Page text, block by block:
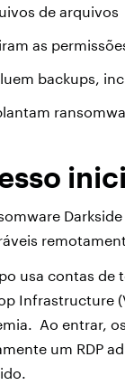
de arquivos
as
backups,
usa contas de
Infrastructure
Ao entrar,
um RDP